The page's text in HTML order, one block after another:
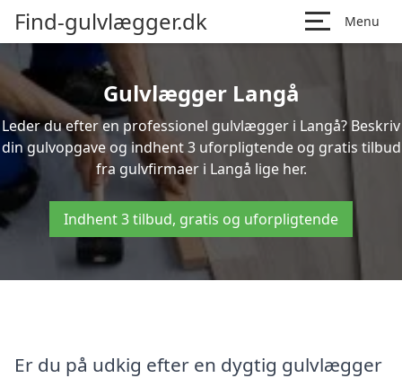
Find-gulvlægger.dk Menu
Gulvlægger Langå
Leder du efter en professionel gulvlægger i Langå? Beskriv
din gulvopgave og indhent 3 uforpligtende og gratis tilbud
fra gulvfirmaer i Langå lige her.
Indhent 3 tilbud, gratis og uforpligtende
Er du på udkig efter en dygtig gulvlægger